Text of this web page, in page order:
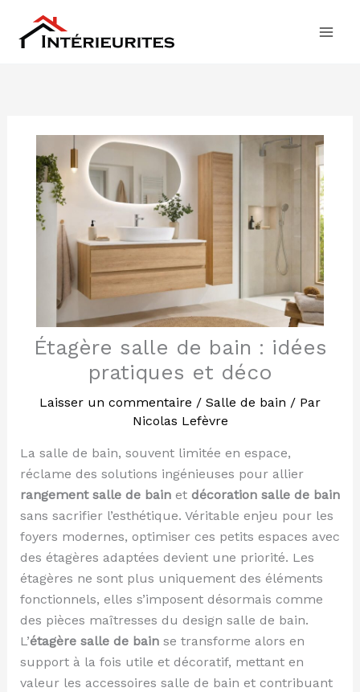
contenu
Étagère salle de bain : idées
pratiques et déco
Laisser un commentaire / Salle de bain / Par
Nicolas Lefèvre
La salle de bain, souvent limitée en espace,
réclame des solutions ingénieuses pour allier
rangement salle de bainet décoration salle de bain
sans sacrifier l’esthétique. Véritable enjeu pour les
foyers modernes, optimiser ces petits espaces avec
des étagères adaptées devient une priorité. Les
étagères ne sont plus uniquement des éléments
fonctionnels, elles s’imposent désormais comme
des pièces maîtresses du design salle de bain.
L’étagère salle de bainse transforme alors en
support à la fois utile et décoratif, mettant en
valeur les accessoires salle de bain et contribuant